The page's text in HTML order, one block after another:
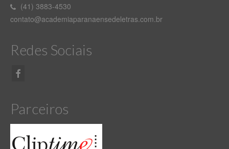
(41) 3883-4530
contato@academiaparanaensedeletras.com.br
Redes Sociais
Parceiros